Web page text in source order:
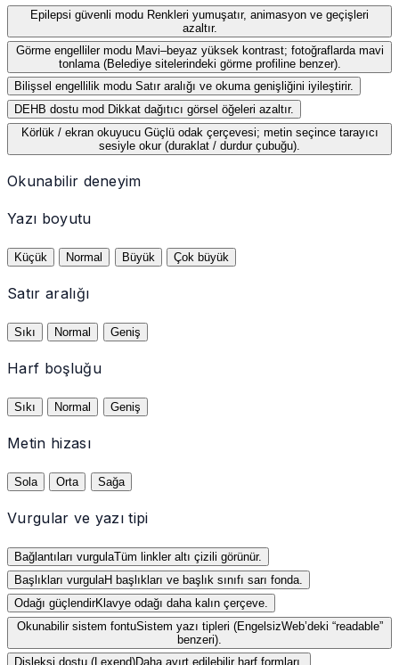
Epilepsi güvenli modu Renkleri yumuşatır, animasyon ve geçişleri
azaltır.
Görme engelliler modu Mavi–beyaz yüksek kontrast; fotoğraflarda mavi
tonlama (Belediye sitelerindeki görme profiline benzer).
Bilişsel engellilik modu Satır aralığı ve okuma genişliğini iyileştirir.
DEHB dostu mod Dikkat dağıtıcı görsel öğeleri azaltır.
Körlük / ekran okuyucu Güçlü odak çerçevesi; metin seçince tarayıcı
sesiyle okur (duraklat / durdur çubuğu).
Okunabilir deneyim
Yazı boyutu
Küçük Normal Büyük Çok büyük
Satır aralığı
Sıkı Normal Geniş
Harf boşluğu
Sıkı Normal Geniş
Metin hizası
Sola Orta Sağa
Vurgular ve yazı tipi
Bağlantıları vurgulaTüm linkler altı çizili görünür.
Başlıkları vurgulaH başlıkları ve başlık sınıfı sarı fonda.
Odağı güçlendirKlavye odağı daha kalın çerçeve.
Okunabilir sistem fontuSistem yazı tipleri (EngelsizWeb’deki “readable”
benzeri).
Disleksi dostu (Lexend)Daha ayırt edilebilir harf formları.